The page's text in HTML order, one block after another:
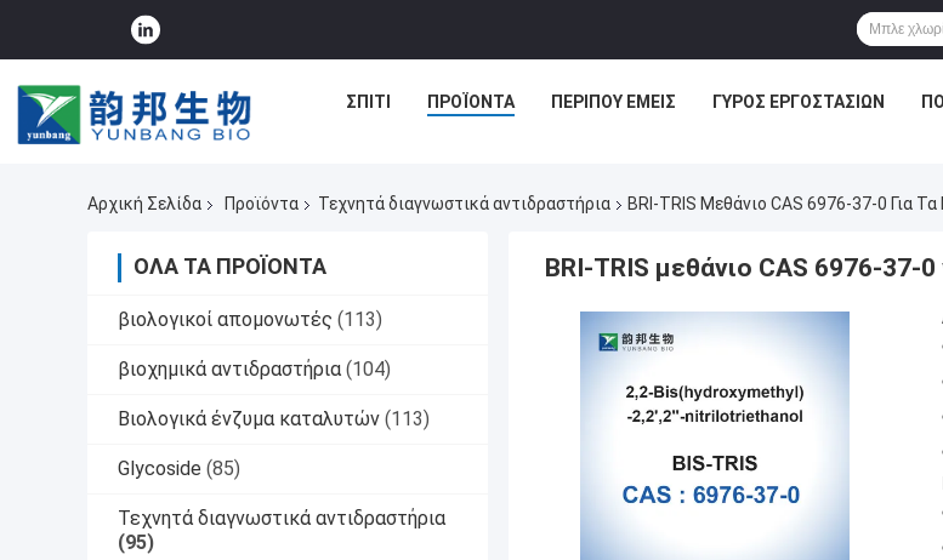
ΣΠΊΤΙ ΠΡΟΪΌΝΤΑ ΠΕΡΊΠΟΥ ΕΜΕΊΣ ΓΎΡΟΣ ΕΡΓΟΣΤΑΣΊΩΝ
Αρχική Σελίδα Προϊόντα Τεχνητά διαγνωστικά αντιδραστήρια BRI-TRIS Μεθάνιο CAS 6976-37-0 Για
ΌΛΑ ΤΑ ΠΡΟΪΌΝΤΑ
βιολογικοί απομονωτές (113)
βιοχημικά αντιδραστήρια (104)
Βιολογικά ένζυμα καταλυτών (113)
Glycoside (85)
Τεχνητά διαγνωστικά αντιδραστήρια
(95)
BRI-TRIS μεθάνιο CAS 6976-37-